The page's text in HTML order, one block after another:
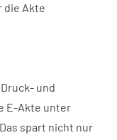
die Akte
und
E-Akte unter
spart nicht nur